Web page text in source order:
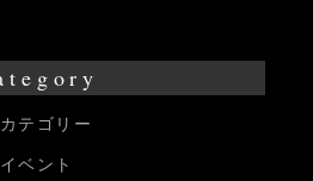
テゴリー
イベント